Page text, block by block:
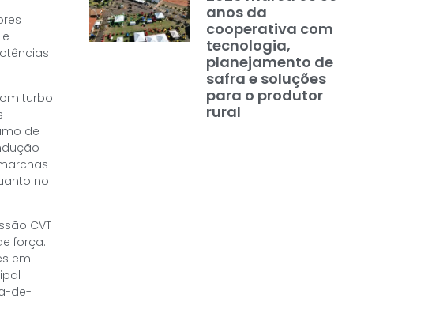
turbo
de
no
CVT
força.
em
de-
anos da
cooperativa com
tecnologia,
planejamento de
safra e soluções
para o produtor
rural